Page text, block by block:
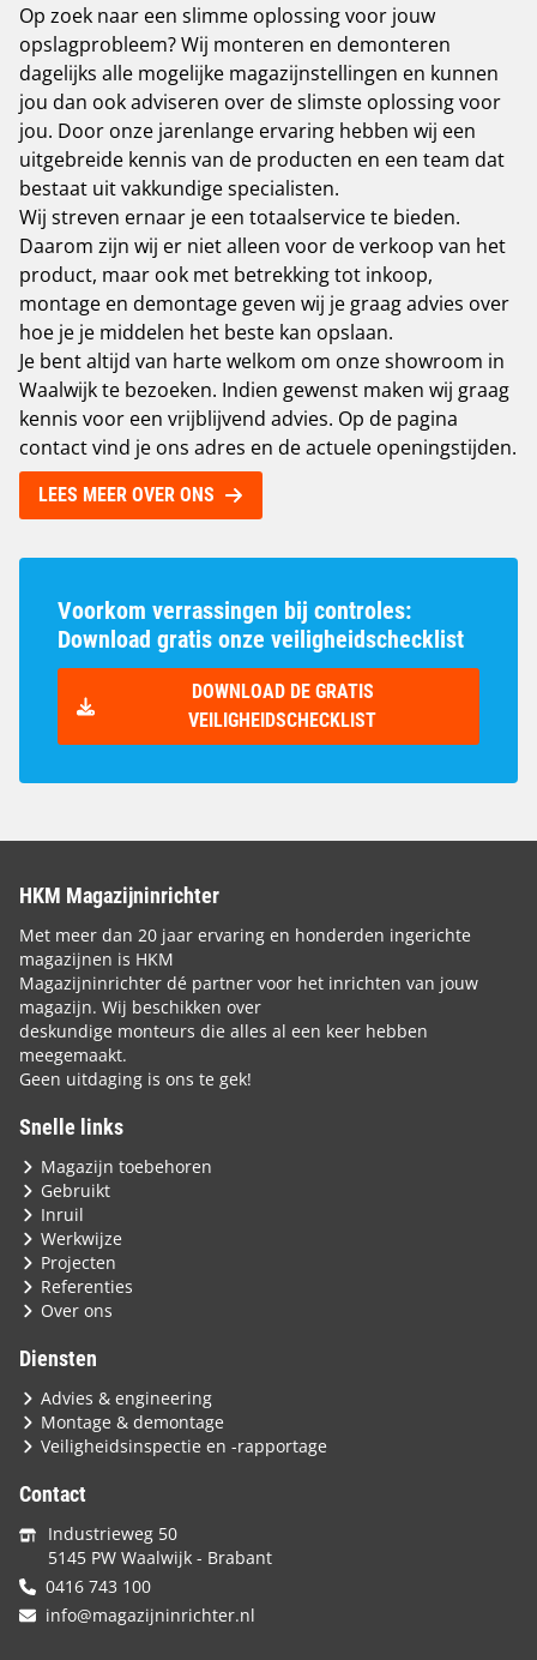
Op zoek naar een slimme oplossing voor jouw
opslagprobleem? Wij monteren en demonteren
dagelijks alle mogelijke magazijnstellingen en kunnen
jou dan ook adviseren over de slimste oplossing voor
jou. Door onze jarenlange ervaring hebben wij een
uitgebreide kennis van de producten en een team dat
bestaat uit vakkundige specialisten.
Wij streven ernaar je een totaalservice te bieden.
Daarom zijn wij er niet alleen voor de verkoop van het
product, maar ook met betrekking tot inkoop,
montage en demontage geven wij je graag advies over
hoe je je middelen het beste kan opslaan.
Je bent altijd van harte welkom om onze showroom in
Waalwijk te bezoeken. Indien gewenst maken wij graag
kennis voor een vrijblijvend advies. Op de pagina
contact vind je ons adres en de actuele openingstijden.
LEES MEER OVER ONS
Voorkom verrassingen bij controles:
Download gratis onze veiligheidschecklist
DOWNLOAD DE GRATIS
VEILIGHEIDSCHECKLIST
HKM Magazijninrichter
Met meer dan 20 jaar ervaring en honderden ingerichte
magazijnen is HKM
Magazijninrichter dé partner voor het inrichten van jouw
magazijn. Wij beschikken over
deskundige monteurs die alles al een keer hebben
meegemaakt.
Geen uitdaging is ons te gek!
Snelle links
Magazijn toebehoren
Gebruikt
Inruil
Werkwijze
Projecten
Referenties
Over ons
Diensten
Advies & engineering
Montage & demontage
Veiligheidsinspectie en -rapportage
Contact
Industrieweg 50
5145 PW Waalwijk - Brabant
0416 743 100
info@magazijninrichter.nl